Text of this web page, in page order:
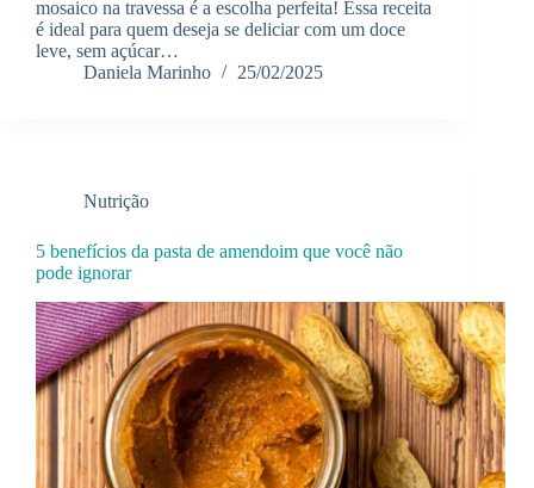
mosaico na travessa é a escolha perfeita! Essa receita
é ideal para quem deseja se deliciar com um doce
leve, sem açúcar…
Daniela Marinho
25/02/2025
Nutrição
5 benefícios da pasta de amendoim que você não
pode ignorar